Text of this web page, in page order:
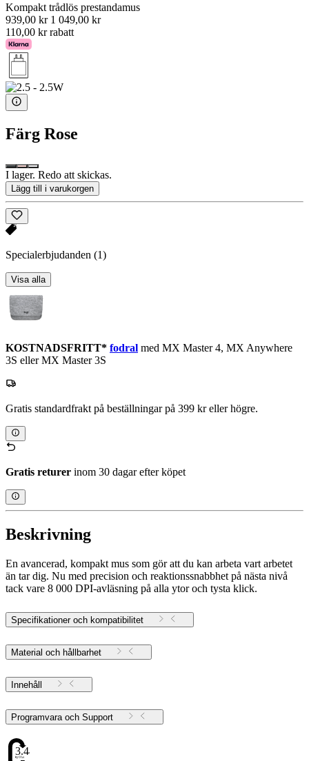
Kompakt trådlös prestandamus
939,00 kr 1 049,00 kr
110,00 kr rabatt
Färg Rose
I lager. Redo att skickas.
Lägg till i varukorgen
Specialerbjudanden (1)
Visa alla
KOSTNADSFRITT* fodral med MX Master 4, MX Anywhere
3S eller MX Master 3S
Gratis standardfrakt på beställningar på 399 kr eller högre.
Gratis returer inom 30 dagar efter köpet
Beskrivning
En avancerad, kompakt mus som gör att du kan arbeta vart arbetet
än tar dig. Nu med precision och reaktionssnabbhet på nästa nivå
tack vare 8 000 DPI-avläsning på alla ytor och tysta klick.
Specifikationer och kompatibilitet
Material och hållbarhet
Innehåll
Programvara och Support
3.44